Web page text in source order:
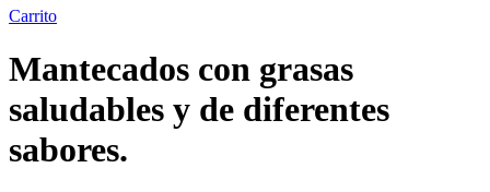
Carrito
Mantecados con grasas
saludables y de diferentes
sabores.